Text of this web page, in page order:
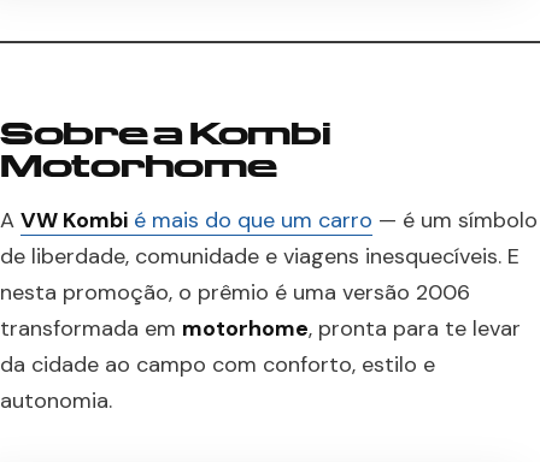
Sobre a Kombi
Motorhome
A VW Kombi é mais do que um carro — é um símbolo
de liberdade, comunidade e viagens inesquecíveis. E
nesta promoção, o prêmio é uma versão 2006
transformada em motorhome, pronta para te levar
da cidade ao campo com conforto, estilo e
autonomia.